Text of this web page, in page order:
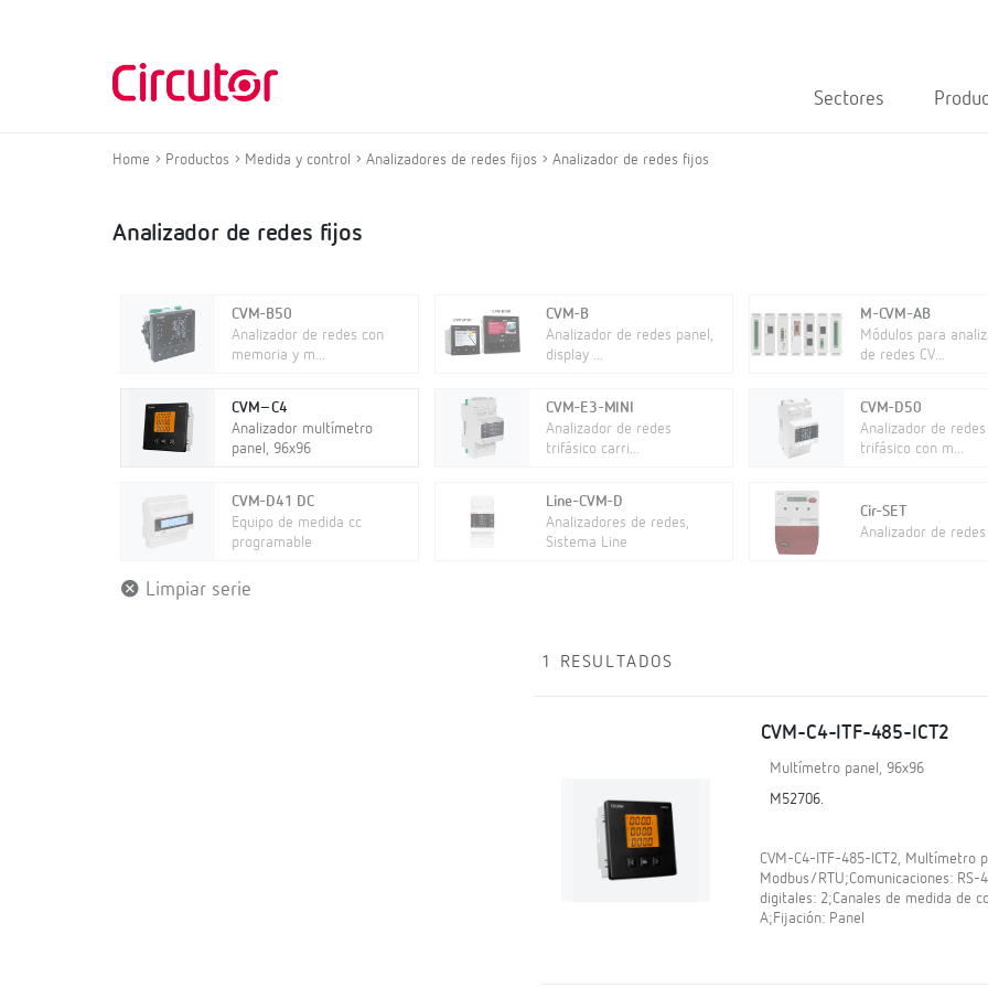
Sectores
Home Productos Medida y control Analizadores de redes fijos Analizador de redes fijos
Analizador de redes fijos
CVM-B50
Analizador de redes con
memoria y m...
CVM-B
Analizador de redes panel,
display ...
M-CVM-AB
Módulos para
de redes CV...
CVM–C4
Analizador multímetro
panel, 96x96
CVM-E3-MINI
Analizador de redes
trifásico carri...
CVM-D50
Analizador de redes
trifásico con m...
CVM-D41 DC
Equipo de medida cc
programable
Line-CVM-D
Analizadores de redes,
Sistema Line
Cir-SET
Analizador de
Limpiar serie
1 RESULTADOS
CVM-C4-ITF-485-ICT2
Multímetro panel, 96x96
M52706.
CVM-C4-ITF-485-ICT2, Multímetro
Modbus/RTU;Comunicaciones:
digitales: 2;Canales de medida de
A;Fijación: Panel